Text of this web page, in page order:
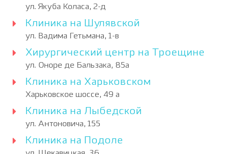
ул. Якуба Коласа, 2-д
Клиника на Шулявской
ул. Вадима Гетьмана, 1-в
Хирургический центр на Троещине
ул. Оноре де Бальзака, 85а
Клиника на Харьковском
Харьковское шоссе, 49 а
Клиника на Лыбедской
ул. Антоновича, 155
Клиника на Подоле